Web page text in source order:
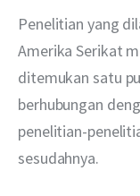
Penelitian yang
Amerika Serikat
ditemukan satu
berhubungan
penelitian-
sesudahnya.